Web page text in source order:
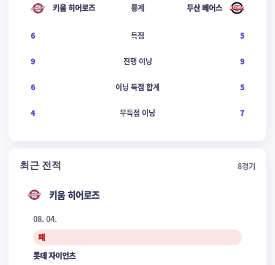
키움 히어로즈 통계 두산 베어스
6 득점 5
9 진행 이닝 9
6 이닝 득점 합계 5
4 무득점 이닝 7
최근 전적 8경기
키움 히어로즈
08. 04.
패
롯데 자이언츠